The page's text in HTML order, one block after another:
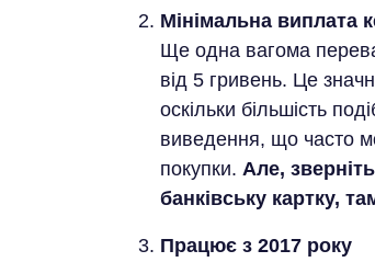
Мінімальна виплата
Ще одна вагома
від 5 гривень. Це
оскільки більшість
виведення, що часто
покупки. Але,
банківську картку,
Працює з 2017 року